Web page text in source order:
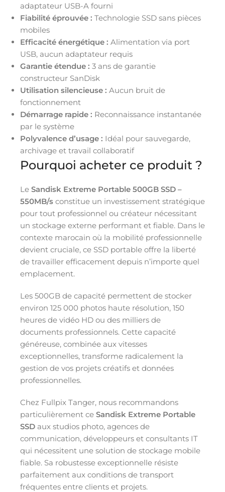
adaptateur USB-A fourni
Fiabilité éprouvée : Technologie SSD sans pièces
mobiles
Efficacité énergétique : Alimentation via port
USB, aucun adaptateur requis
Garantie étendue : 3 ans de garantie
constructeur SanDisk
Utilisation silencieuse : Aucun bruit de
fonctionnement
Démarrage rapide : Reconnaissance instantanée
par le système
Polyvalence d’usage : Idéal pour sauvegarde,
archivage et travail collaboratif
Pourquoi acheter ce produit ?
Le Sandisk Extreme Portable 500GB SSD –
550MB/s constitue un investissement stratégique
pour tout professionnel ou créateur nécessitant
un stockage externe performant et fiable. Dans le
contexte marocain où la mobilité professionnelle
devient cruciale, ce SSD portable offre la liberté
de travailler efficacement depuis n’importe quel
emplacement.
Les 500GB de capacité permettent de stocker
environ 125 000 photos haute résolution, 150
heures de vidéo HD ou des milliers de
documents professionnels. Cette capacité
généreuse, combinée aux vitesses
exceptionnelles, transforme radicalement la
gestion de vos projets créatifs et données
professionnelles.
Chez Fullpix Tanger, nous recommandons
particulièrement ce Sandisk Extreme Portable
SSD aux studios photo, agences de
communication, développeurs et consultants IT
qui nécessitent une solution de stockage mobile
fiable. Sa robustesse exceptionnelle résiste
parfaitement aux conditions de transport
fréquentes entre clients et projets.